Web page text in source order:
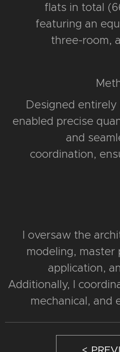
flats in total
featuring an
three-room,
Designed
enabled precise
and
coordination,
I oversaw the
modeling, master
application,
Additionally, I
mechanical, and